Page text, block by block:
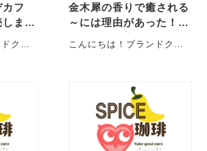
フ
ま
クリ
金木犀の香りで癒される
～には理由があった！甘
い香りに隠された秘密の
効能。
こんにちは！ブランドクリ